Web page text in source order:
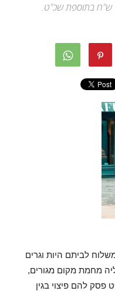
לביתם היות וגרים
מחמת מקום מגורים,
להם פיצוי בגין